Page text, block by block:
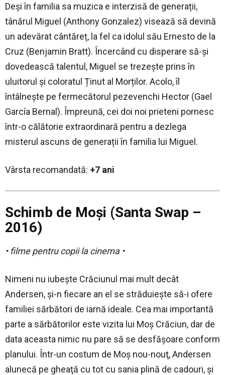
Deși în familia sa muzica e interzisă de generații,
tânărul Miguel (Anthony Gonzalez) visează să devină
un adevărat cântăreț, la fel ca idolul său Ernesto de la
Cruz (Benjamin Bratt). Încercând cu disperare să-și
dovedească talentul, Miguel se trezește prins în
uluitorul și coloratul Ținut al Morților. Acolo, îl
întâlnește pe fermecătorul pezevenchi Hector (Gael
García Bernal). Împreună, cei doi noi prieteni pornesc
într-o călătorie extraordinară pentru a dezlega
misterul ascuns de generații în familia lui Miguel.
Vârsta recomandată: +7 ani
Schimb de Moși (Santa Swap –
2016)
• filme pentru copii la cinema •
Nimeni nu iubeşte Crăciunul mai mult decât
Andersen, şi-n fiecare an el se străduieşte să-i ofere
familiei sărbători de iarnă ideale. Cea mai importantă
parte a sărbătorilor este vizita lui Moş Crăciun, dar de
data aceasta nimic nu pare să se desfăşoare conform
planului. Într-un costum de Moş nou-nouţ, Andersen
alunecă pe gheaţă cu tot cu sania plină de cadouri, şi